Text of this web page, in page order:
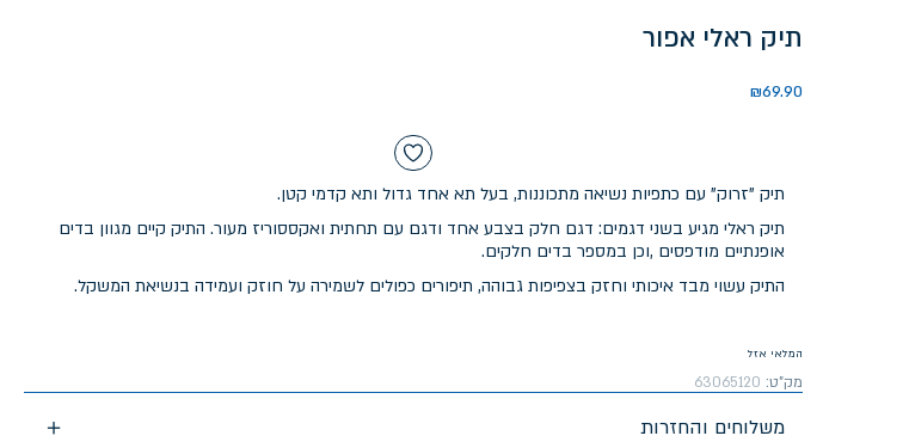
תיק ראלי אפור
₪69.90
תיק "זרוק" עם כתפיות נשיאה מתכוננות, בעל תא אחד גדול ותא קדמי קטן.
תיק ראלי מגיע בשני דגמים: דגם חלק בצבע אחד ודגם עם תחתית ואקססוריז מעור. התיק קיים מגוון בדים
אופנתיים מודפסים ,וכן במספר בדים חלקים.
התיק עשוי מבד איכותי וחזק בצפיפות גבוהה, תיפורים כפולים לשמירה על חוזק ועמידה בנשיאת המשקל.
המלאי אזל
מק"ט: 63065120
משלוחים והחזרות